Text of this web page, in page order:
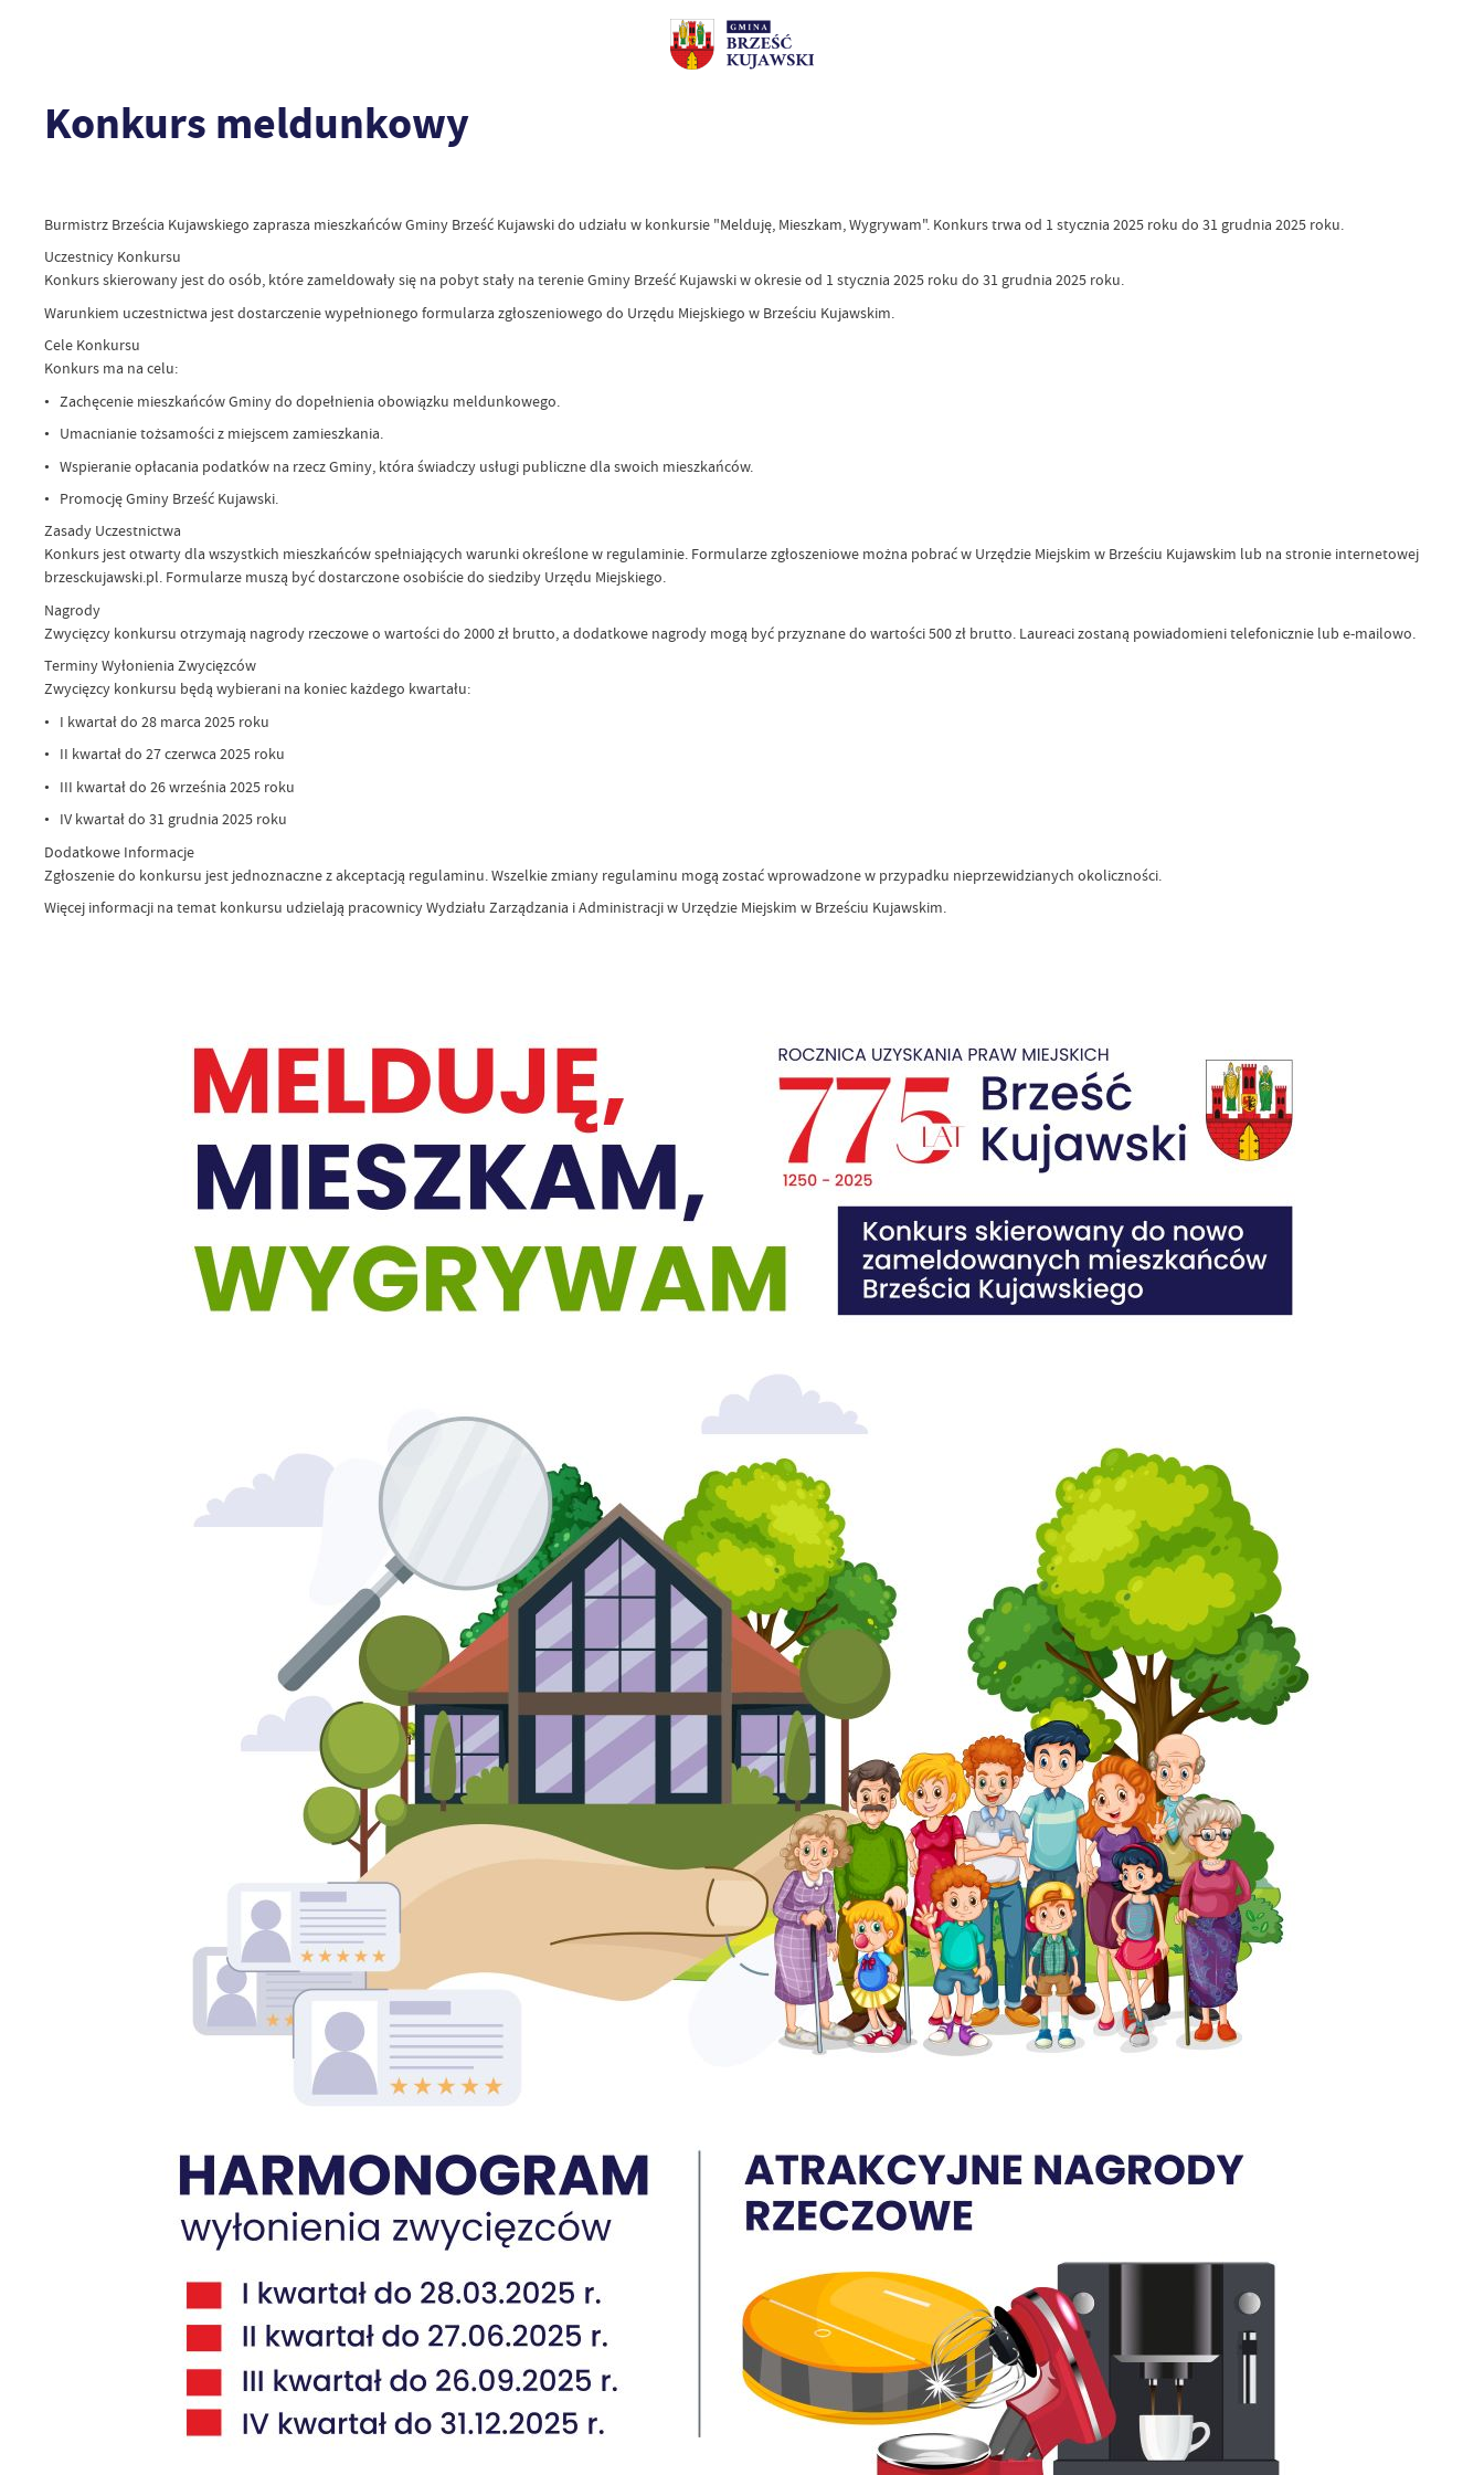
Konkurs meldunkowy
Burmistrz Brześcia Kujawskiego zaprasza mieszkańców Gminy Brześć Kujawski do udziału w konkursie "Melduję, Mieszkam, Wygrywam". Konkurs trwa od 1 stycznia 2025 roku do 31 grudnia 2025 roku.
Uczestnicy Konkursu
Konkurs skierowany jest do osób, które zameldowały się na pobyt stały na terenie Gminy Brześć Kujawski w okresie od 1 stycznia 2025 roku do 31 grudnia 2025 roku.
Warunkiem uczestnictwa jest dostarczenie wypełnionego formularza zgłoszeniowego do Urzędu Miejskiego w Brześciu Kujawskim.
Cele Konkursu
Konkurs ma na celu:
• Zachęcenie mieszkańców Gminy do dopełnienia obowiązku meldunkowego.
• Umacnianie tożsamości z miejscem zamieszkania.
• Wspieranie opłacania podatków na rzecz Gminy, która świadczy usługi publiczne dla swoich mieszkańców.
• Promocję Gminy Brześć Kujawski.
Zasady Uczestnictwa
Konkurs jest otwarty dla wszystkich mieszkańców spełniających warunki określone w regulaminie. Formularze zgłoszeniowe można pobrać w Urzędzie Miejskim w Brześciu Kujawskim lub na stronie internetowej
brzesckujawski.pl. Formularze muszą być dostarczone osobiście do siedziby Urzędu Miejskiego.
Nagrody
Zwycięzcy konkursu otrzymają nagrody rzeczowe o wartości do 2000 zł brutto, a dodatkowe nagrody mogą być przyznane do wartości 500 zł brutto. Laureaci zostaną powiadomieni telefonicznie lub e-mailowo.
Terminy Wyłonienia Zwycięzców
Zwycięzcy konkursu będą wybierani na koniec każdego kwartału:
• I kwartał do 28 marca 2025 roku
• II kwartał do 27 czerwca 2025 roku
• III kwartał do 26 września 2025 roku
• IV kwartał do 31 grudnia 2025 roku
Dodatkowe Informacje
Zgłoszenie do konkursu jest jednoznaczne z akceptacją regulaminu. Wszelkie zmiany regulaminu mogą zostać wprowadzone w przypadku nieprzewidzianych okoliczności.
Więcej informacji na temat konkursu udzielają pracownicy Wydziału Zarządzania i Administracji w Urzędzie Miejskim w Brześciu Kujawskim.